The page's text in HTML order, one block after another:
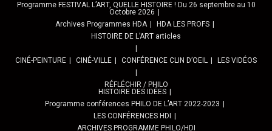
Programme FESTIVAL L’ART, QUELLE HISTOIRE ! Du 26 septembre au 10
Octobre 2026
Archives Programmes HDA
HDA LES PROFS
HISTOIRE DE L’ART articles
CINÉ-PEINTURE CINÉ-VILLE CONFÉRENCE CLIN D’OEIL LES VIDÉOS
RÉFLÉCHIR / PHILO
HISTOIRE DES IDÉES
Programme conférences PHILO DE L’ART 2022-2023
LES CONFÉRENCES HDI
ARCHIVES PROGRAMME PHILO/HDI